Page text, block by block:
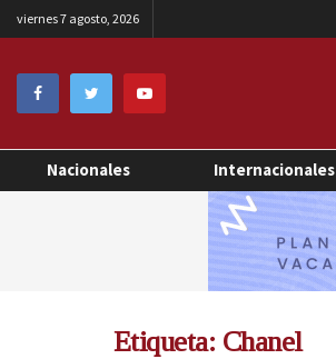
viernes 7 agosto, 2026
Nacionales Internacionales
Etiqueta: Chanel